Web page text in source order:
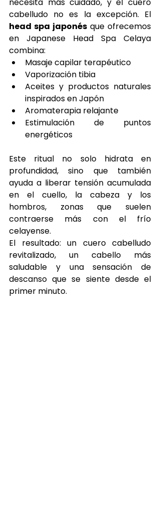
head spa japonés que ofrecemos
en Japanese Head Spa Celaya
combina:
Masaje capilar terapéutico
Vaporización tibia
Aceites y productos naturales
inspirados en Japón
Aromaterapia relajante
Estimulación de puntos
energéticos
Este ritual no solo hidrata en
profundidad, sino que también
ayuda a liberar tensión acumulada
en el cuello, la cabeza y los
hombros, zonas que suelen
contraerse más con el frío
celayense.
El resultado: un cuero cabelludo
revitalizado, un cabello más
saludable y una sensación de
descanso que se siente desde el
primer minuto.